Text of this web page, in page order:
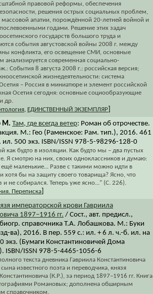
правовой реформы, обеспечения
решения острых социальных проблем,
массовой апатии, порождённой 20-летней войной и
годами. Решение этих задач
государств большого труда и
события августовской войны 2008 г. между
конфликта, его освещение СМИ, основные
анализируется современная социально-
События 8 августа 2008 г.: российская версия;
жизнедеятельности: система
– Россия в миниатюре и элемент российской
Осетия сегодня: основные социообразующие
др.
, ЕДИНСТВЕННЫЙ ЭКЗЕМПЛЯР
М. Там, где всегда ветер: Роман об отрочестве.
М.: Гео (Раменское: Рам. тип.), 2016. 461
ил. 500 экз. ISBN/ISSN 978-5-98296-128-0
как будто в изоляции. Как будто мы – два пустых
Я смотрю на них, своих одноклассников и думаю:
маленькие... Разве с такими можно идти в
хотя бы на защиту своего товарища? Ясно, что
и не собирался. Теперь уже ясно..." (С. 226).
Переписка
императорской крови Гавриила
1897–1916 гг. / Сост., авт. предисл.,
справочника Т.А. Лобашкова. М.: Буки
ва), 2016. В пер. 559 с.: ил. + 6 л. ч.-б. ил. на
экз. (Бумаги Константиновичей Дома
ISBN/ISSN 978-5-4465-1056-6
текста дневника Гавриила Константиновича
известного поэта и переводчика, князя
(К.Р.), за период 1897–1916 гг. Книга
Романовых; дополнена обширным
справочником.